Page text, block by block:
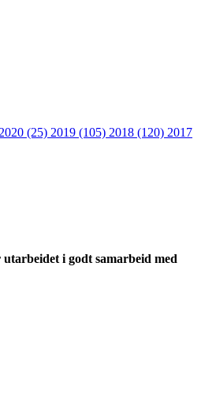
2020 (25) 2019 (105) 2018 (120) 2017
i godt samarbeid med